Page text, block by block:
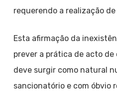
requerendo a realização de
Esta afirmação da
prever a prática de acto
deve surgir como natural
sancionatório e com óbvio